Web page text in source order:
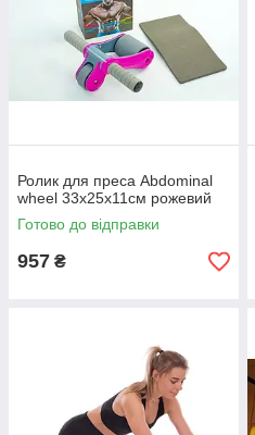
Ролик для преса Abdominal
wheel 33х25х11см рожевий
Готово до відправки
957 ₴